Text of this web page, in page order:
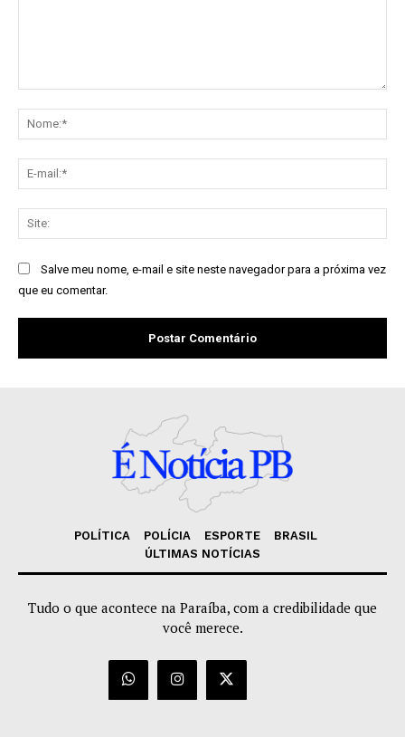
Salve meu nome, e-mail e site neste navegador para a próxima vez
que eu comentar.
POLÍTICA POLÍCIA ESPORTE
BRASIL
ÚLTIMAS NOTÍCIAS
Tudo o que acontece na Paraíba, com a credibilidade que
você merece.